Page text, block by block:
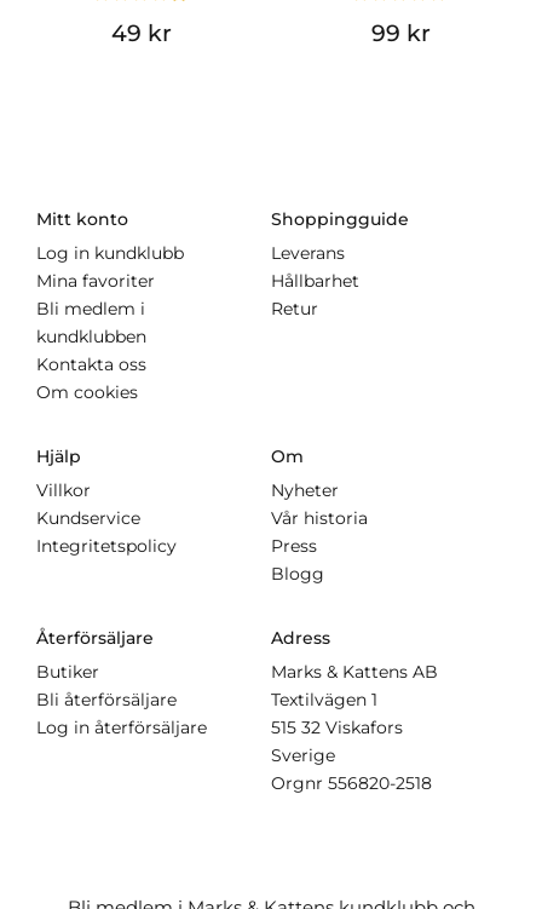
49 kr 99 kr
Mitt konto
Log in kundklubb
Mina favoriter
Bli medlem i
kundklubben
Kontakta oss
Om cookies
Shoppingguide
Leverans
Hållbarhet
Retur
Hjälp
Villkor
Kundservice
Integritetspolicy
Om
Nyheter
Vår historia
Press
Blogg
Återförsäljare
Butiker
Bli återförsäljare
Log in återförsäljare
Adress
Marks & Kattens AB
Textilvägen 1
515 32 Viskafors
Sverige
Orgnr 556820-2518